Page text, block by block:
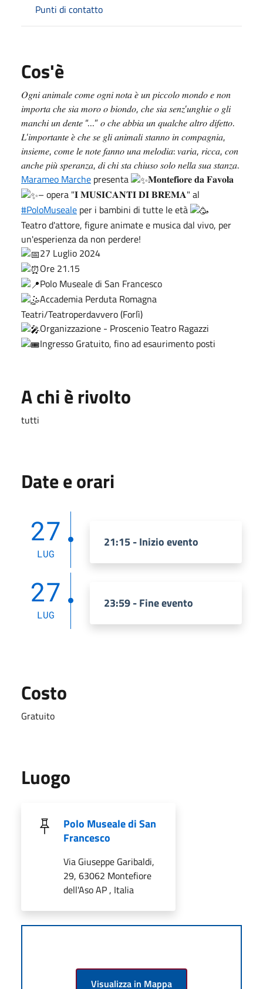
Punti di contatto
Cos'è
𝑂𝑔𝑛𝑖 𝑎𝑛𝑖𝑚𝑎𝑙𝑒 𝑐𝑜𝑚𝑒 𝑜𝑔𝑛𝑖 𝑛𝑜𝑡𝑎 𝑒̀ 𝑢𝑛 𝑝𝑖𝑐𝑐𝑜𝑙𝑜 𝑚𝑜𝑛𝑑𝑜 𝑒 𝑛𝑜𝑛
𝑖𝑚𝑝𝑜𝑟𝑡𝑎 𝑐ℎ𝑒 𝑠𝑖𝑎 𝑚𝑜𝑟𝑜 𝑜 𝑏𝑖𝑜𝑛𝑑𝑜, 𝑐ℎ𝑒 𝑠𝑖𝑎 𝑠𝑒𝑛𝑧’𝑢𝑛𝑔ℎ𝑖𝑒 𝑜 𝑔𝑙𝑖
𝑚𝑎𝑛𝑐ℎ𝑖 𝑢𝑛 𝑑𝑒𝑛𝑡𝑒 “…” 𝑜 𝑐ℎ𝑒 𝑎𝑏𝑏𝑖𝑎 𝑢𝑛 𝑞𝑢𝑎𝑙𝑐ℎ𝑒 𝑎𝑙𝑡𝑟𝑜 𝑑𝑖𝑓𝑒𝑡𝑡𝑜.
𝐿’𝑖𝑚𝑝𝑜𝑟𝑡𝑎𝑛𝑡𝑒 𝑒̀ 𝑐ℎ𝑒 𝑠𝑒 𝑔𝑙𝑖 𝑎𝑛𝑖𝑚𝑎𝑙𝑖 𝑠𝑡𝑎𝑛𝑛𝑜 𝑖𝑛 𝑐𝑜𝑚𝑝𝑎𝑔𝑛𝑖𝑎,
𝑖𝑛𝑠𝑖𝑒𝑚𝑒, 𝑐𝑜𝑚𝑒 𝑙𝑒 𝑛𝑜𝑡𝑒 𝑓𝑎𝑛𝑛𝑜 𝑢𝑛𝑎 𝑚𝑒𝑙𝑜𝑑𝑖𝑎: 𝑣𝑎𝑟𝑖𝑎, 𝑟𝑖𝑐𝑐𝑎, 𝑐𝑜𝑛
𝑎𝑛𝑐ℎ𝑒 𝑝𝑖𝑢̀ 𝑠𝑝𝑒𝑟𝑎𝑛𝑧𝑎, 𝑑𝑖 𝑐ℎ𝑖 𝑠𝑡𝑎 𝑐ℎ𝑖𝑢𝑠𝑜 𝑠𝑜𝑙𝑜 𝑛𝑒𝑙𝑙𝑎 𝑠𝑢𝑎 𝑠𝑡𝑎𝑛𝑧𝑎.
Marameo Marche presenta
𝐌𝐨𝐧𝐭𝐞𝐟𝐢𝐨𝐫𝐞 𝐝𝐚 𝐅𝐚𝐯𝐨𝐥𝐚
– opera "𝐈 𝐌𝐔𝐒𝐈𝐂𝐀𝐍𝐓𝐈 𝐃𝐈 𝐁𝐑𝐄𝐌𝐀" al
#PoloMuseale per i bambini di tutte le età
Teatro d'attore, figure animate e musica dal vivo, per
un'esperienza da non perdere!
27 Luglio 2024
Ore 21.15
Polo Museale di San Francesco
Accademia Perduta Romagna
Teatri/Teatroperdavvero (Forlì)
Organizzazione - Proscenio Teatro Ragazzi
Ingresso Gratuito, fino ad esaurimento posti
A chi è rivolto
tutti
Date e orari
27
LUG
21:15 - Inizio evento
27
LUG
23:59 - Fine evento
Costo
Gratuito
Luogo
Polo Museale di San
Francesco
Via Giuseppe Garibaldi,
29, 63062 Montefiore
dell'Aso AP , Italia
Visualizza in Mappa